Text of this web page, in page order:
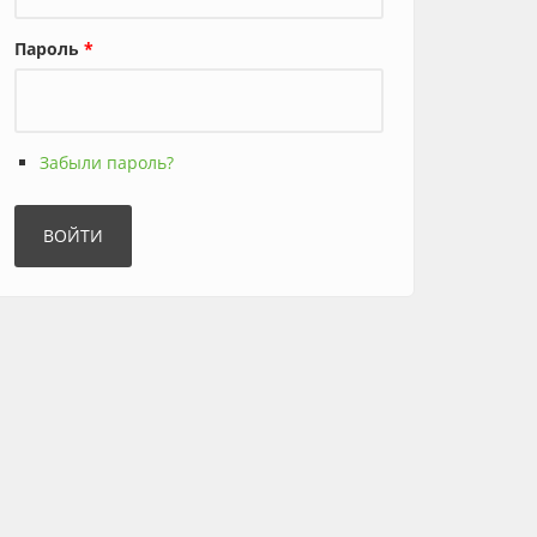
Пароль *
Забыли пароль?